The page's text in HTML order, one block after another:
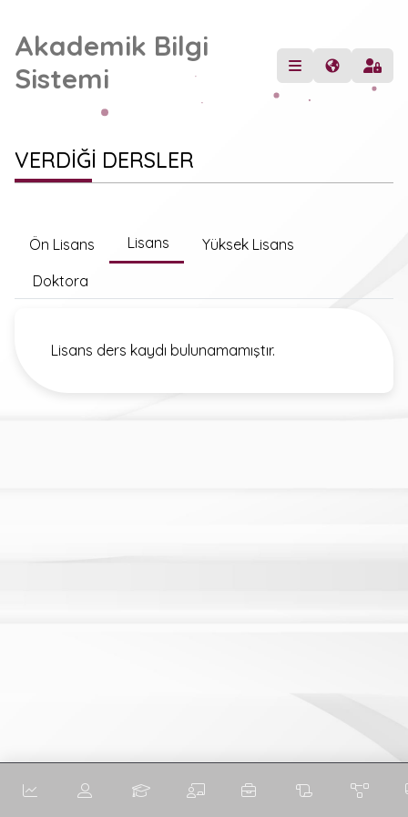
Akademik Bilgi
Sistemi
VERDİĞİ DERSLER
Ön Lisans Lisans Yüksek Lisans
Doktora
Lisans ders kaydı bulunamamıştır.